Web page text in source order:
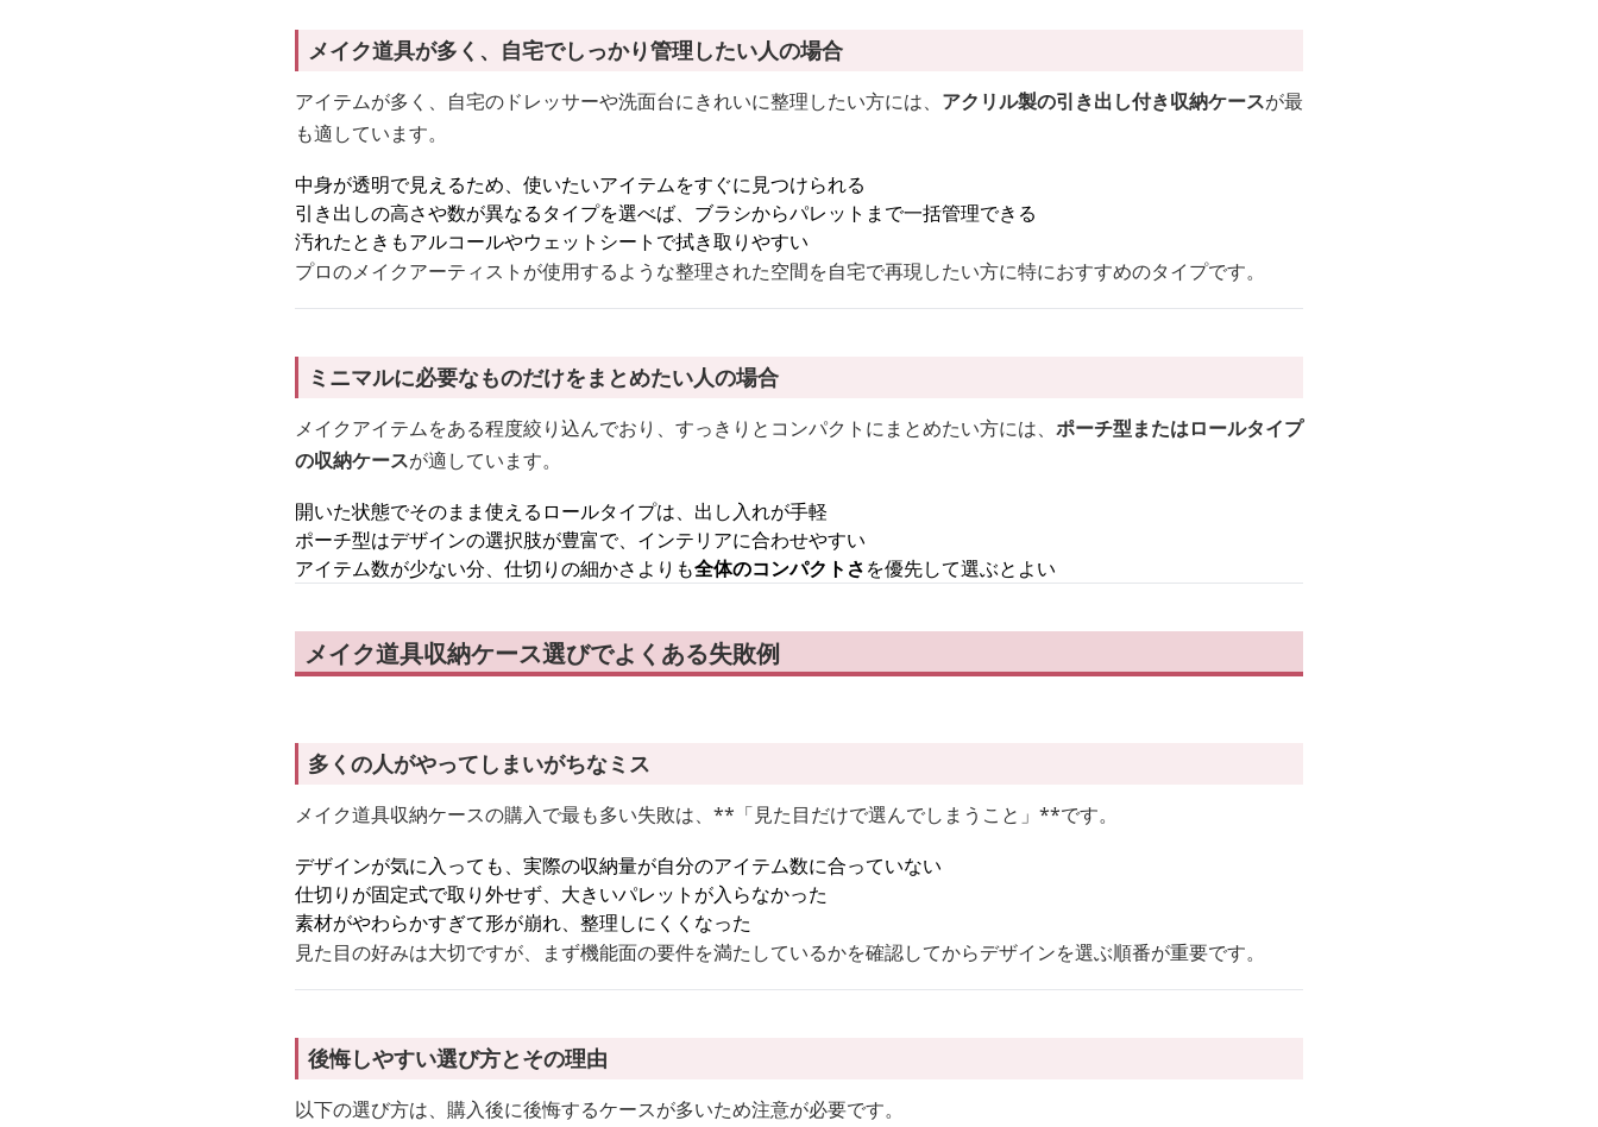
メイク道具が多く、自宅でしっかり管理したい人の場合
アイテムが多く、自宅のドレッサーや洗面台にきれいに整理したい方には、 アクリル製の引き出し付き収納ケースが最
も適しています。
中身が透明で見えるため、使いたいアイテムをすぐに見つけられる
引き出しの高さや数が異なるタイプを選べば、ブラシからパレットまで一括管理できる
汚れたときもアルコールやウェットシートで拭き取りやすい
プロのメイクアーティストが使用するような整理された空間を自宅で再現したい方に特におすすめのタイプです。
ミニマルに必要なものだけをまとめたい人の場合
メイクアイテムをある程度絞り込んでおり、すっきりとコンパクトにまとめたい方には、 ポーチ型またはロールタイプ
の収納ケースが適しています。
開いた状態でそのまま使えるロールタイプは、出し入れが手軽
ポーチ型はデザインの選択肢が豊富で、インテリアに合わせやすい
アイテム数が少ない分、仕切りの細かさよりも全体のコンパクトさを優先して選ぶとよい
メイク道具収納ケース選びでよくある失敗例
多くの人がやってしまいがちなミス
メイク道具収納ケースの購入で最も多い失敗は、**「見た目だけで選んでしまうこと」**です。
デザインが気に入っても、実際の収納量が自分のアイテム数に合っていない
仕切りが固定式で取り外せず、大きいパレットが入らなかった
素材がやわらかすぎて形が崩れ、整理しにくくなった
見た目の好みは大切ですが、まず機能面の要件を満たしているかを確認してからデザインを選ぶ順番が重要です。
後悔しやすい選び方とその理由
以下の選び方は、購入後に後悔するケースが多いため注意が必要です。